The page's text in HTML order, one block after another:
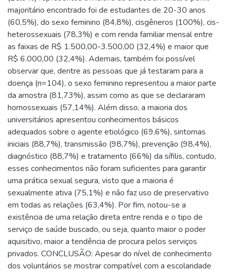
majoritário encontrado foi de estudantes de 20-30 anos
(60,5%), do sexo feminino (84,8%), cisgêneros (100%), cis-
heterossexuais (78,3%) e com renda familiar mensal entre
as faixas de R$ 1.500,00-3.500,00 (32,4%) e maior que
R$ 6.000,00 (32,4%). Ademais, também foi possível
observar que, dentre as pessoas que já testaram para a
doença (n=104), o sexo feminino representou a maior parte
da amostra (81,73%), assim como as que se declararam
homossexuais (57,14%). Além disso, a maioria dos
universitários apresentou conhecimentos básicos
adequados sobre o agente etiológico (69,6%), sintomas
iniciais (88,7%), transmissão (98,7%), prevenção (98,4%),
diagnóstico (88,7%) e tratamento (66%) da sífilis, contudo,
esses conhecimentos não foram suficientes para garantir
uma prática sexual segura, visto que a maioria é
sexualmente ativa (75,1%) e não faz uso de preservativo
em todas as relações (63,4%). Por fim, notou-se a
existência de uma relação direta entre renda e o tipo de
serviço de saúde buscado, ou seja, quanto maior o poder
aquisitivo, maior a tendência de procura pelos serviços
privados. CONCLUSÃO: Apesar do nível de conhecimento
dos voluntários se mostrar compatível com a escolaridade